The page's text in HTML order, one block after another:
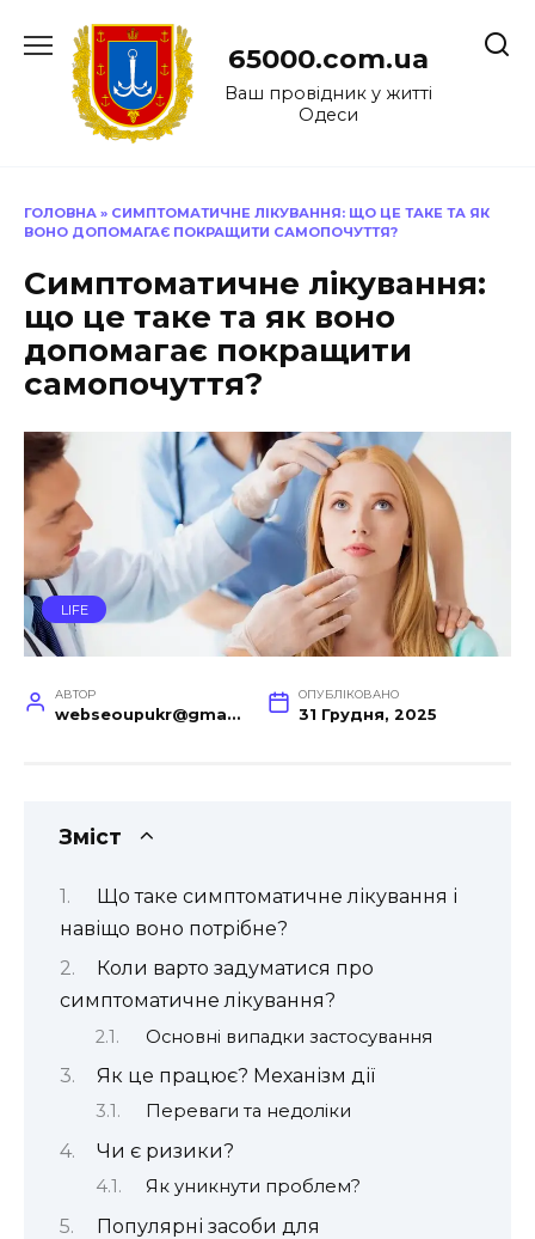
до
65000.com.ua
Ваш провідник у житті
Одеси
ГОЛОВНА » СИМПТОМАТИЧНЕ ЛІКУВАННЯ: ЩО ЦЕ ТАКЕ ТА ЯК
ВОНО ДОПОМАГАЄ ПОКРАЩИТИ САМОПОЧУТТЯ?
Симптоматичне лікування:
що це таке та як воно
допомагає покращити
самопочуття?
LIFE
АВТОР
webseoupukr@gmail.com
ОПУБЛІКОВАНО
31 Грудня, 2025
Зміст
Що таке симптоматичне лікування і
навіщо воно потрібне?
Коли варто задуматися про
симптоматичне лікування?
Основні випадки застосування
Як це працює? Механізм дії
Переваги та недоліки
Чи є ризики?
Як уникнути проблем?
Популярні засоби для